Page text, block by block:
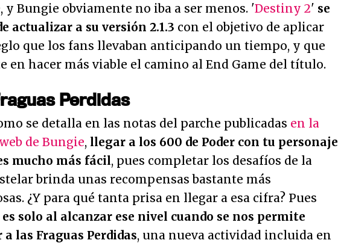
y Bungie obviamente no iba a ser menos. 'Destiny 2' se
actualizar a su versión 2.1.3 con el objetivo de aplicar
que los fans llevaban anticipando un tiempo, y que
en hacer más viable el camino al End Game del título.
Perdidas
se detalla en las notas del parche publicadas en la
de Bungie, llegar a los 600 de Poder con tu personaje
mucho más fácil, pues completar los desafíos de la
brinda unas recompensas bastante más
¿Y para qué tanta prisa en llegar a esa cifra? Pues
es solo al alcanzar ese nivel cuando se nos permite
a las Fraguas Perdidas, una nueva actividad incluida en